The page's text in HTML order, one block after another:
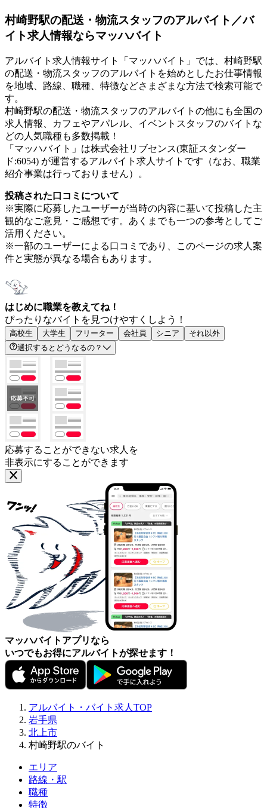
村崎野駅の配送・物流スタッフのアルバイト／バ
イト求人情報ならマッハバイト
アルバイト求人情報サイト「マッハバイト」では、村崎野駅
の配送・物流スタッフのアルバイトを始めとしたお仕事情報
を地域、路線、職種、特徴などさまざまな方法で検索可能で
す。
村崎野駅の配送・物流スタッフのアルバイトの他にも全国の
求人情報、カフェやアパレル、イベントスタッフのバイトな
どの人気職種も多数掲載！
「マッハバイト」は株式会社リブセンス(東証スタンダー
ド:6054) が運営するアルバイト求人サイトです（なお、職業
紹介事業は行っておりません）。
投稿された口コミについて
※実際に応募したユーザーが当時の内容に基いて投稿した主
観的なご意見・ご感想です。あくまでも一つの参考としてご
活用ください。
※一部のユーザーによる口コミであり、このページの求人案
件と実態が異なる場合もあります。
はじめに職業を教えてね！
ぴったりなバイトを見つけやすくしよう！
高校生 大学生 フリーター 会社員 シニア
それ以外
選択するとどうなるの？
応募することができない求人を
非表示にすることができます
マッハバイトアプリなら
いつでもお得にアルバイトが探せます！
アルバイト・バイト求人TOP
岩手県
北上市
村崎野駅のバイト
エリア
路線・駅
職種
特徴